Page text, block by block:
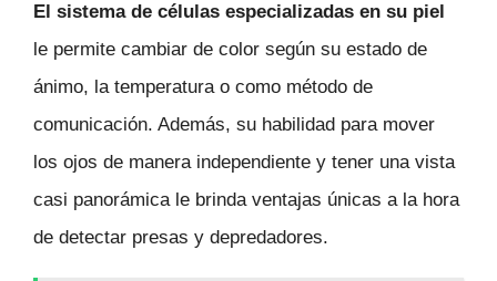
El sistema de células especializadas en su piel
le permite cambiar de color según su estado de
ánimo, la temperatura o como método de
comunicación. Además, su habilidad para mover
los ojos de manera independiente y tener una vista
casi panorámica le brinda ventajas únicas a la hora
de detectar presas y depredadores.